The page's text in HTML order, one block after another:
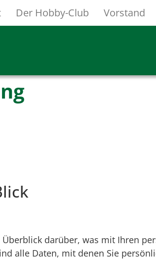
Der Hobby-Club Vorstand
darüber, was mit Ihren
alle Daten, mit denen Sie